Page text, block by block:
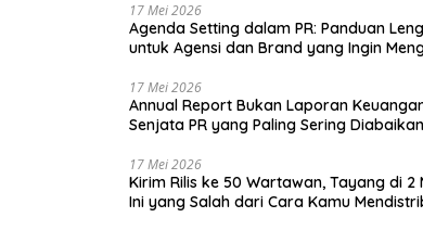
17 Mei 2026
Agenda Setting dalam PR: Panduan
untuk Agensi dan Brand yang Ingin
17 Mei 2026
Annual Report Bukan Laporan
Senjata PR yang Paling Sering Diabaikan
17 Mei 2026
Kirim Rilis ke 50 Wartawan, Tayang di 2
Ini yang Salah dari Cara Kamu